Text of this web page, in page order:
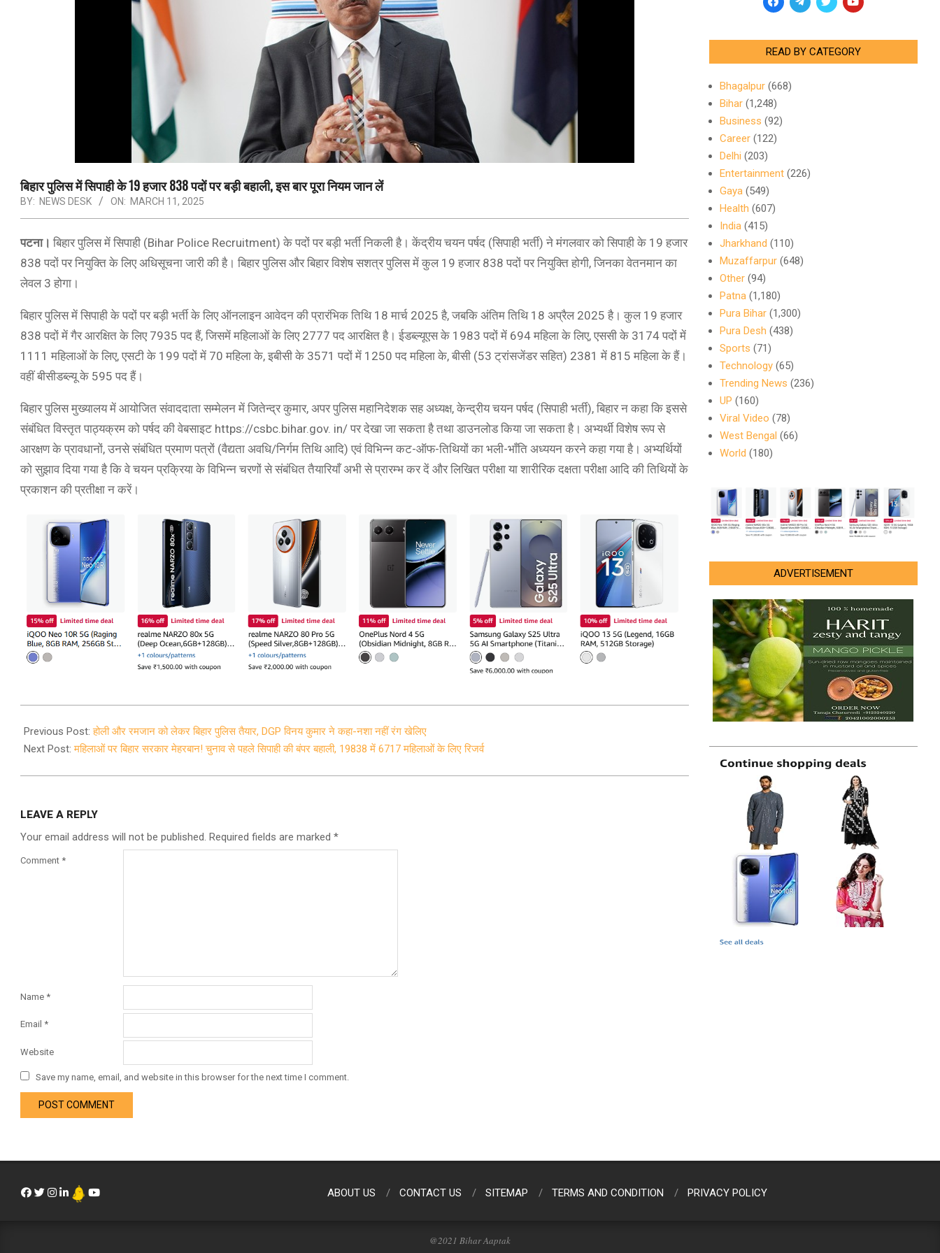
बिहार पुलिस में सिपाही के 19 हजार 838 पदों पर बड़ी बहाली, इस बार पूरा नियम जान लें
BY: NEWS DESK ON: MARCH 11, 2025
पटना। बिहार पुलिस में सिपाही (Bihar Police Recruitment) के पदों पर बड़ी भर्ती निकली है। केंद्रीय चयन पर्षद (सिपाही भर्ती) ने मंगलवार को सिपाही के 19 हजार
838 पदों पर नियुक्ति के लिए अधिसूचना जारी की है। बिहार पुलिस और बिहार विशेष सशत्र पुलिस में कुल 19 हजार 838 पदों पर नियुक्ति होगी, जिनका वेतनमान का
लेवल 3 होगा।
बिहार पुलिस में सिपाही के पदों पर बड़ी भर्ती के लिए ऑनलाइन आवेदन की प्रारंभिक तिथि 18 मार्च 2025 है, जबकि अंतिम तिथि 18 अप्रैल 2025 है। कुल 19 हजार
838 पदों में गैर आरक्षित के लिए 7935 पद हैं, जिसमें महिलाओं के लिए 2777 पद आरक्षित है। ईडब्ल्यूएस के 1983 पदों में 694 महिला के लिए, एससी के 3174 पदों में
1111 महिलाओं के लिए, एसटी के 199 पदों में 70 महिला के, इबीसी के 3571 पदों में 1250 पद महिला के, बीसी (53 ट्रांसजेंडर सहित) 2381 में 815 महिला के हैं।
वहीं बीसीडब्ल्यू के 595 पद हैं।
बिहार पुलिस मुख्यालय में आयोजित संवाददाता सम्मेलन में जितेन्द्र कुमार, अपर पुलिस महानिदेशक सह अध्यक्ष, केन्द्रीय चयन पर्षद (सिपाही भर्ती), बिहार न कहा कि इससे
संबंधित विस्तृत पाठ्यक्रम को पर्षद की वेबसाइट https://csbc.bihar.gov. in/ पर देखा जा सकता है तथा डाउनलोड किया जा सकता है। अभ्यर्थी विशेष रूप से
आरक्षण के प्रावधानों, उनसे संबंधित प्रमाण पत्रों (वैद्यता अवधि/निर्गम तिथि आदि) एवं विभिन्न कट-ऑफ-तिथियों का भली-भाँति अध्ययन करने कहा गया है। अभ्यर्थियों
को सुझाव दिया गया है कि वे चयन प्रक्रिया के विभिन्न चरणों से संबंधित तैयारियाँ अभी से प्रारम्भ कर दें और लिखित परीक्षा या शारीरिक दक्षता परीक्षा आदि की तिथियों के
प्रकाशन की प्रतीक्षा न करें।
03-
11
Previous Post:होली और रमजान को लेकर बिहार पुलिस तैयार, DGP विनय कुमार ने कहा-नशा नहीं रंग खेलिए
Next Post:महिलाओं पर बिहार सरकार मेहरबान! चुनाव से पहले सिपाही की बंपर बहाली, 19838 में 6717 महिलाओं के लिए रिजर्व
LEAVE A REPLY
Your email address will not be published. Required fields are marked *
Comment *
Name *
Email *
Website
Save my name, email, and website in this browser for the next time I comment.
READ BY CATEGORY
Bhagalpur(668)
Bihar(1,248)
Business (92)
Career(122)
Delhi (203)
Entertainment(226)
Gaya(549)
Health (607)
India(415)
Jharkhand (110)
Muzaffarpur(648)
Other(94)
Patna(1,180)
Pura Bihar(1,300)
Pura Desh (438)
Sports (71)
Technology(65)
Trending News (236)
UP (160)
Viral Video (78)
West Bengal (66)
World (180)
ADVERTISEMENT
ABOUT US CONTACT US SITEMAP TERMS AND CONDITION PRIVACY POLICY
@2021 Bihar Aaptak